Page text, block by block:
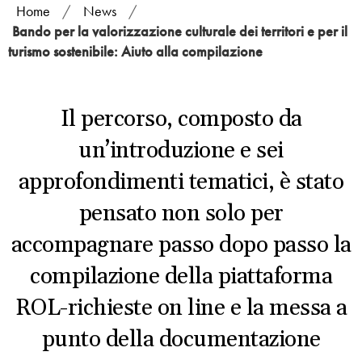
Home / News
/
Bando per la valorizzazione culturale dei territori e per il
turismo sostenibile: Aiuto alla compilazione
Il percorso, composto da
un’introduzione e sei
approfondimenti tematici, è stato
pensato non solo per
accompagnare passo dopo passo la
compilazione della piattaforma
ROL-richieste on line e la messa a
punto della documentazione